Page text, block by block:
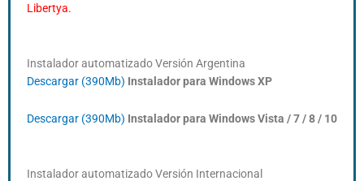
Libertya.
Instalador automatizado Versión Argentina
Descargar (390Mb) Instalador para Windows XP
Descargar (390Mb) Instalador para Windows Vista / 7 / 8 / 10
Instalador automatizado Versión Internacional